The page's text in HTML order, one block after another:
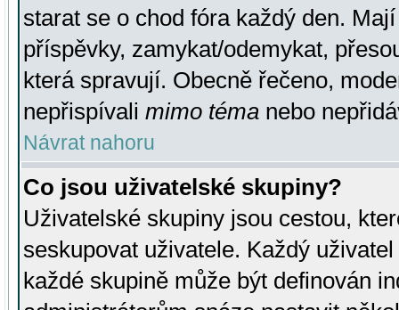
starat se o chod fóra každý den.
příspěvky, zamykat/odemykat,
která spravují. Obecně řečeno,
nepřispívali mimo téma nebo
Návrat nahoru
Co jsou uživatelské skupiny?
Uživatelské skupiny jsou cestou,
seskupovat uživatele. Každý
každé skupině může být definován